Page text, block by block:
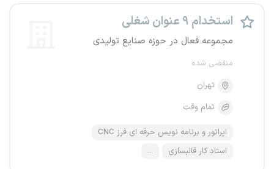
استخدام ۹ عنوان شغلی
مجموعه فعال در حوزه صنایع تولیدی
منقضی شده
تهران
تمام وقت
اپراتور و برنامه نویس حرفه ای فرز CNC
استاد کار قالبسازی
...